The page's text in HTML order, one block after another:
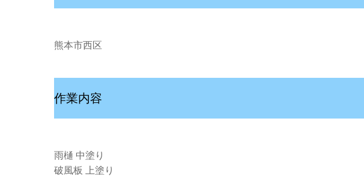
熊本市西区
作業内容
雨樋 中塗り
破風板 上塗り